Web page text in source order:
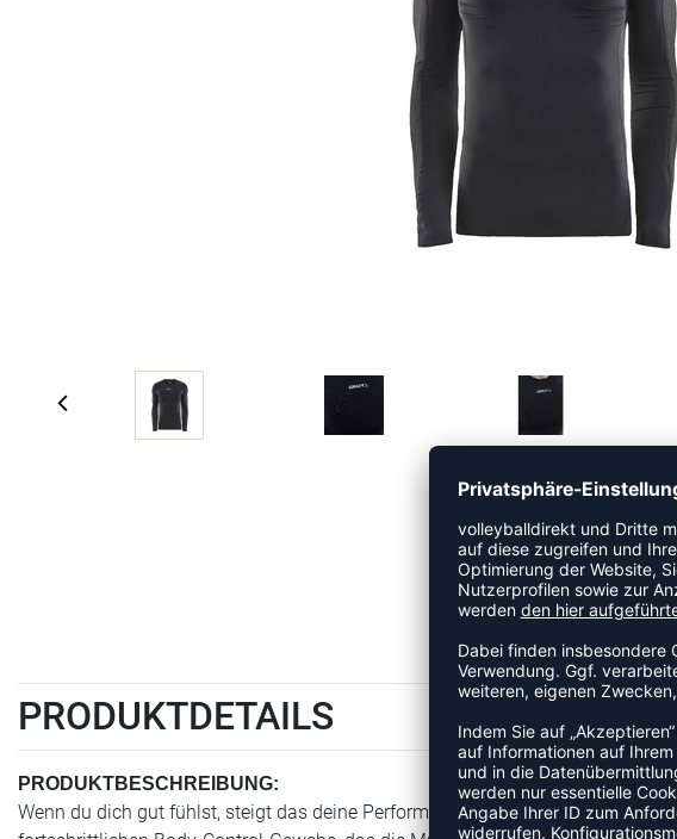
PRODUKTDETAILS
PRODUKTBESCHREIBUNG:
Wenn du dich gut fühlst, steigt das deine Performance. Dieses funktionale